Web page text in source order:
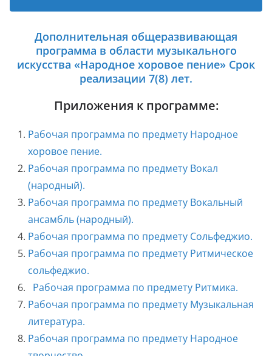
Дополнительная общеразвивающая
программа в области музыкального
искусства «Народное хоровое пение» Срок
реализации 7(8) лет.
Приложения к программе:
Рабочая программа по предмету Народное
хоровое пение.
Рабочая программа по предмету Вокал
(народный).
Рабочая программа по предмету Вокальный
ансамбль (народный).
Рабочая программа по предмету Сольфеджио.
Рабочая программа по предмету Ритмическое
сольфеджио.
Рабочая программа по предмету Ритмика.
Рабочая программа по предмету Музыкальная
литература.
Рабочая программа по предмету Народное